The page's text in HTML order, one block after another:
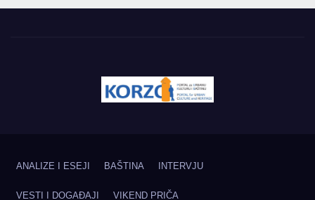
ANALIZE I ESEJI BAŠTINA INTERVJU
VESTI I DOGAĐAJI VIKEND PRIČA